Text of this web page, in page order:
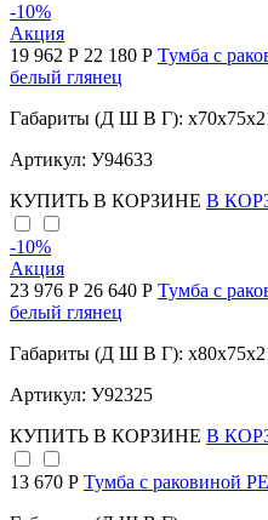
-10%
Акция
19 962 Р 22 180 Р Тумба с
белый глянец
Габариты (Д Ш В Г):
Артикул: У94633
КУПИТЬ В КОРЗИНЕ В
-10%
Акция
23 976 Р 26 640 Р Тумба с
белый глянец
Габариты (Д Ш В Г):
Артикул: У92325
КУПИТЬ В КОРЗИНЕ В
13 670 Р Тумба с раковиной